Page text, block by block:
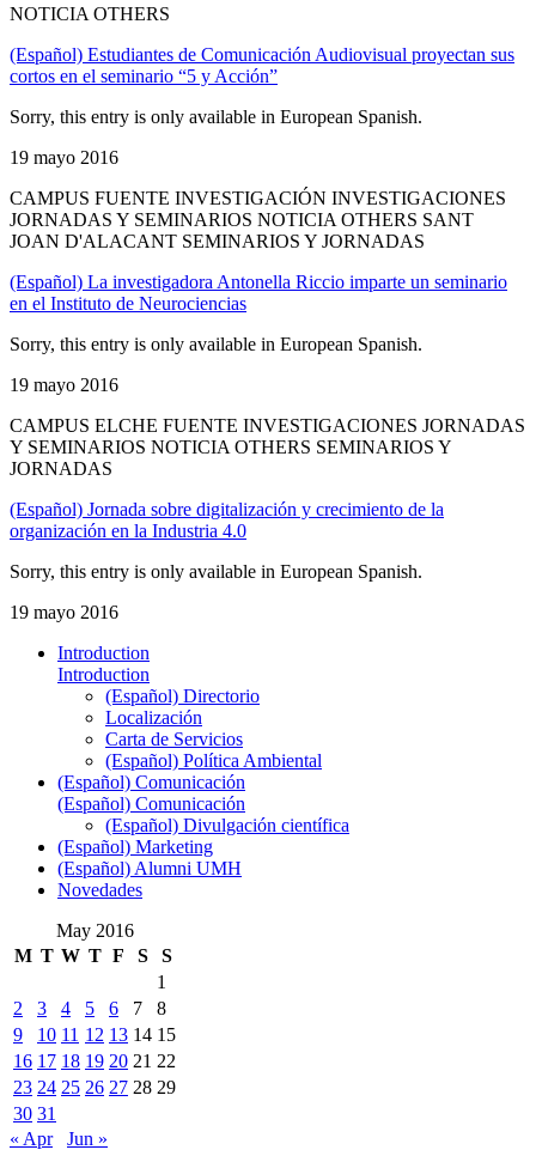
NOTICIA OTHERS
(Español) Estudiantes de Comunicación Audiovisual proyectan sus
cortos en el seminario “5 y Acción”
Sorry, this entry is only available in European Spanish.
19 mayo 2016
CAMPUS FUENTE INVESTIGACIÓN INVESTIGACIONES
JORNADAS Y SEMINARIOS NOTICIA OTHERS SANT
JOAN D'ALACANT SEMINARIOS Y JORNADAS
(Español) La investigadora Antonella Riccio imparte un seminario
en el Instituto de Neurociencias
Sorry, this entry is only available in European Spanish.
19 mayo 2016
CAMPUS ELCHE FUENTE INVESTIGACIONES JORNADAS
Y SEMINARIOS NOTICIA OTHERS SEMINARIOS Y
JORNADAS
(Español) Jornada sobre digitalización y crecimiento de la
organización en la Industria 4.0
Sorry, this entry is only available in European Spanish.
19 mayo 2016
Introduction
Introduction
(Español) Directorio
Localización
Carta de Servicios
(Español) Política Ambiental
(Español) Comunicación
(Español) Comunicación
(Español) Divulgación científica
(Español) Marketing
(Español) Alumni UMH
Novedades
May 2016
M T W T F S
S
1
2
3 4 5 6 7
8
9
10 11 12 13 14 15
16 17 18 19 20 21 22
23 24 25 26 27 28 29
30 31
« Apr
Jun »